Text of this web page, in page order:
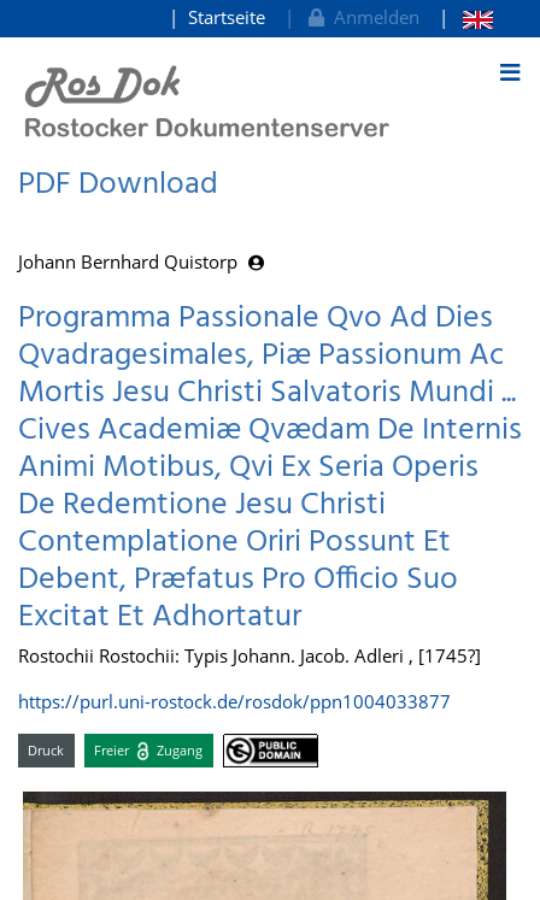
zum Inhalt
Startseite Anmelden
PDF Download
Johann Bernhard Quistorp
Programma Passionale Qvo Ad Dies
Qvadragesimales, Piæ Passionum Ac
Mortis Jesu Christi Salvatoris Mundi ...
Cives Academiæ Qvædam De Internis
Animi Motibus, Qvi Ex Seria Operis
De Redemtione Jesu Christi
Contemplatione Oriri Possunt Et
Debent, Præfatus Pro Officio Suo
Excitat Et Adhortatur
Rostochii Rostochii: Typis Johann. Jacob. Adleri , [1745?]
https://purl.uni-rostock.de/rosdok/ppn1004033877
Druck Freier Zugang